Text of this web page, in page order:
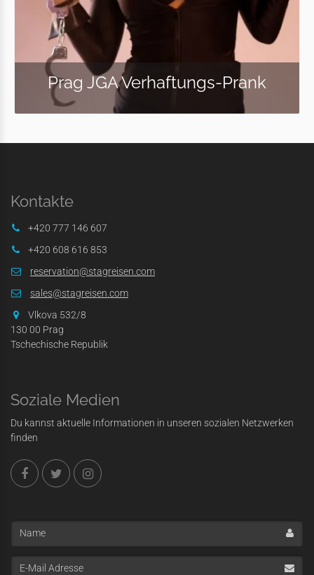
Prag JGA Verhaftungs-Prank
Kontakte
+420 777 146 607
+420 608 616 853
reservation@stagreisen.com
sales@stagreisen.com
Vlkova 532/8
130 00 Prag
Tschechische Republik
Soziale Medien
Du kannst aktuelle Informationen in unseren sozialen Netzwerken
finden